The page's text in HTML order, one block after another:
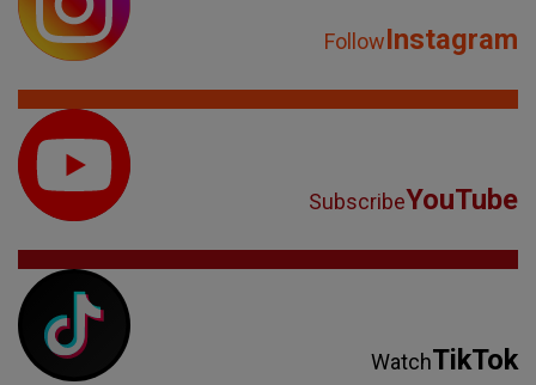
FollowInstagram
SubscribeYouTube
WatchTikTok